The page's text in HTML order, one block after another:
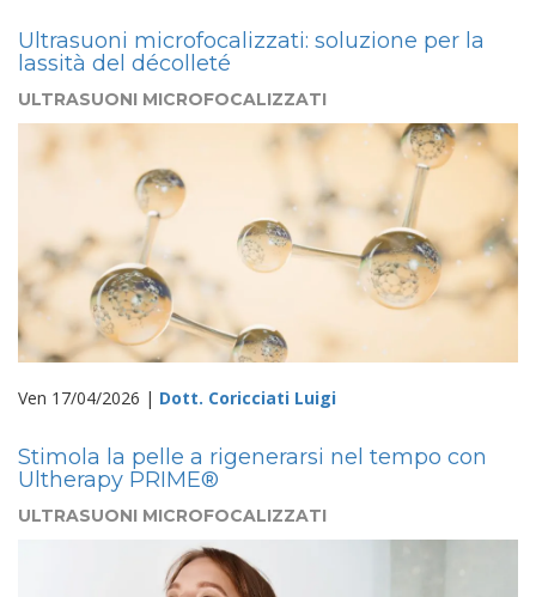
Ultrasuoni microfocalizzati: soluzione per la
lassità del décolleté
ULTRASUONI MICROFOCALIZZATI
Ven 17/04/2026 | Dott. Coricciati Luigi
Stimola la pelle a rigenerarsi nel tempo con
Ultherapy PRIME®
ULTRASUONI MICROFOCALIZZATI